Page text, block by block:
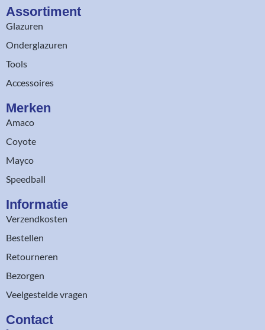
Assortiment​
Glazuren
Onderglazuren
Tools
Accessoires
Merken
Amaco
Coyote
Mayco
Speedball
Informatie
Verzendkosten
Bestellen
Retourneren
Bezorgen
Veelgestelde vragen
Contact